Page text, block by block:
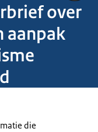
over
aanpak
die